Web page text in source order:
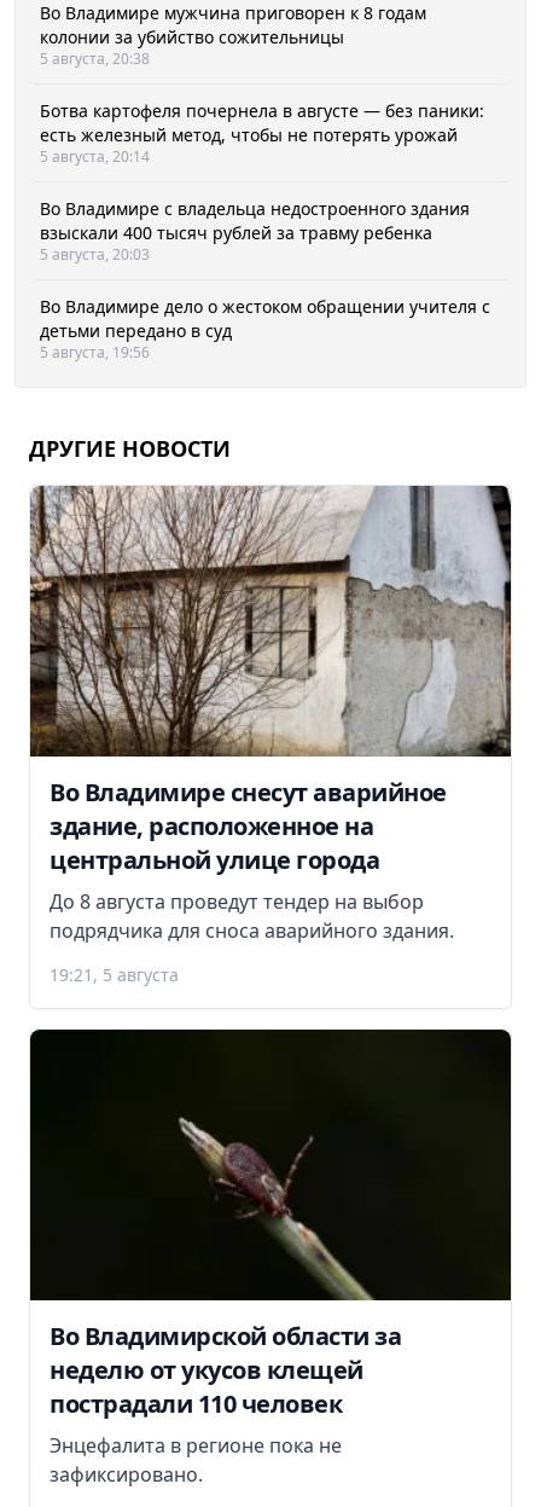
Во Владимире мужчина приговорен к 8 годам
колонии за убийство сожительницы
5 августа, 20:38
Ботва картофеля почернела в августе — без паники:
есть железный метод, чтобы не потерять урожай
5 августа, 20:14
Во Владимире с владельца недостроенного здания
взыскали 400 тысяч рублей за травму ребенка
5 августа, 20:03
Во Владимире дело о жестоком обращении учителя с
детьми передано в суд
5 августа, 19:56
ДРУГИЕ НОВОСТИ
Во Владимире снесут аварийное
здание, расположенное на
центральной улице города
До 8 августа проведут тендер на выбор
подрядчика для сноса аварийного здания.
19:21, 5 августа
Во Владимирской области за
неделю от укусов клещей
пострадали 110 человек
Энцефалита в регионе пока не
зафиксировано.